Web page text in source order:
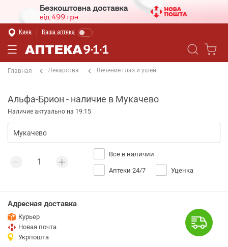
Киев Ваша аптека
Главная Лекарства Лечение глаз и ушей
Альфа-Брион - наличие в Мукачево
Наличие актуально на 19:15
Все в наличии
Аптеки 24/7 Уценка
Адресная доставка
Курьер
Новая почта
Укрпошта